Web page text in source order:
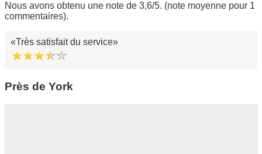
Nous avons obtenu une note de 3,6/5. (note moyenne pour 1
commentaires).
Très satisfait du service
Près de York